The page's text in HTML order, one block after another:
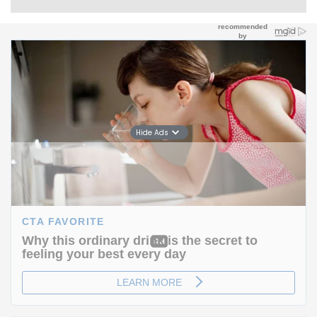
Hide Ads